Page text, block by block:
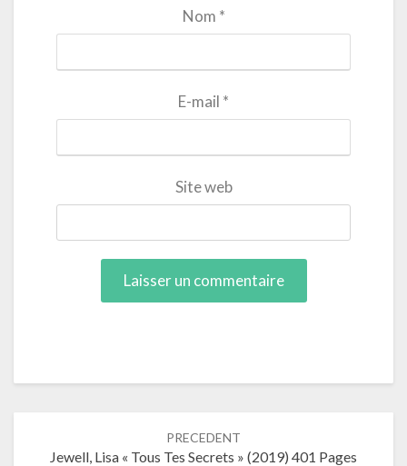
Nom *
E-mail *
Site web
PRECEDENT
Jewell, Lisa « Tous Tes Secrets » (2019) 401 Pages